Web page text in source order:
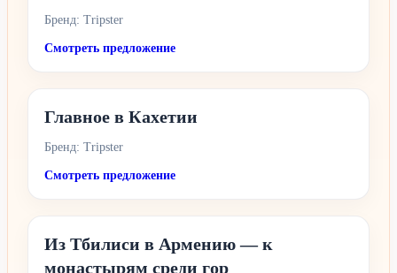
Бренд: Tripster
Смотреть предложение
Главное в Кахетии
Бренд: Tripster
Смотреть предложение
Из Тбилиси в Армению — к
монастырям среди гор